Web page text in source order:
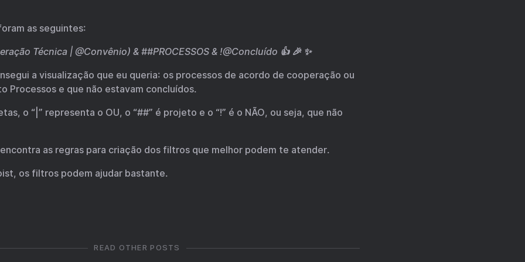
as seguintes:
Técnica | @Convênio) & ##PROCESSOS & !@Concluído 👍 🎉 ✨
a visualização que eu queria: os processos de acordo de cooperação ou
Processos e que não estavam concluídos.
o “|” representa o OU, o “##” é projeto e o “!” é o NÃO, ou seja, que não
as regras para criação dos filtros que melhor podem te atender.
os filtros podem ajudar bastante.
READ OTHER POSTS